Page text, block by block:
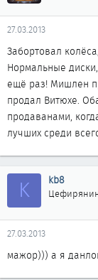
27.03.2013
Забортовал
Нормальные
ещё раз! Мишлен
продал Витюхе.
продаванами,
лучших среди
K kb8
27.03.2013
мажор))) а я